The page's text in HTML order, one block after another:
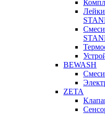
BEWASH
ZETA